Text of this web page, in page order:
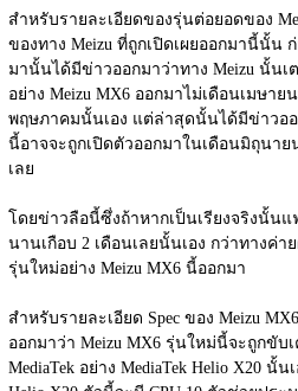
สำหรับรายละเอียดของรุ่นต่อยอดของ
ของทาง Meizu ที่ถูกเปิดเผยออกมานี้นั้น
มานั้นได้มีข่าวออกมาว่าทาง Meizu นั้นเ
อย่าง Meizu MX6 ออกมาไม่เดือนเมษา
พฤษภาคมนั้นเอง แต่ล่าสุดนั้นได้มีข่าวออ
นี้อาจจะถูกเปิดตัวออกมาในเดือนมิถุนา
เลย
โดยข่าวลือนี้ซึ่งถ้าหากเป็นเรียงจริงนั้นแ
นานเกือบ 2 เดือนเลยนั้นเอง กว่าทางค่า
รุ่นใหม่อย่าง Meizu MX6 นี้ออกมา
สำหรับรายละเอียด Spec ของ Meizu
ออกมาว่า Meizu MX6 รุ่นใหม่นี้จะถูกขับ
MediaTek อย่าง MediaTek Helio X20 นั้น